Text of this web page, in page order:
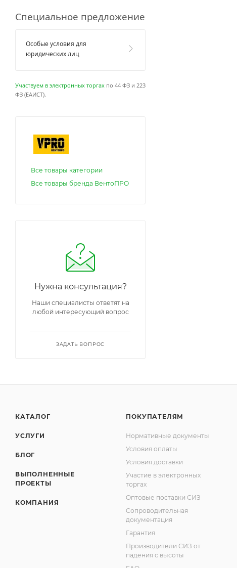
Специальное предложение
Особые условия для
юридических лиц
Участвуем в электронных торгах по 44 ФЗ и 223
ФЗ (ЕАИСТ).
Все товары категории
Все товары бренда ВентоПРО
Нужна консультация?
Наши специалисты ответят на
любой интересующий вопрос
ЗАДАТЬ ВОПРОС
КАТАЛОГ
УСЛУГИ
БЛОГ
ВЫПОЛНЕННЫЕ
ПРОЕКТЫ
КОМПАНИЯ
ПОКУПАТЕЛЯМ
Нормативные документы
Условия оплаты
Условия доставки
Участие в электронных
торгах
Оптовые поставки СИЗ
Сопроводительная
документация
Гарантия
Производители СИЗ от
падения с высоты